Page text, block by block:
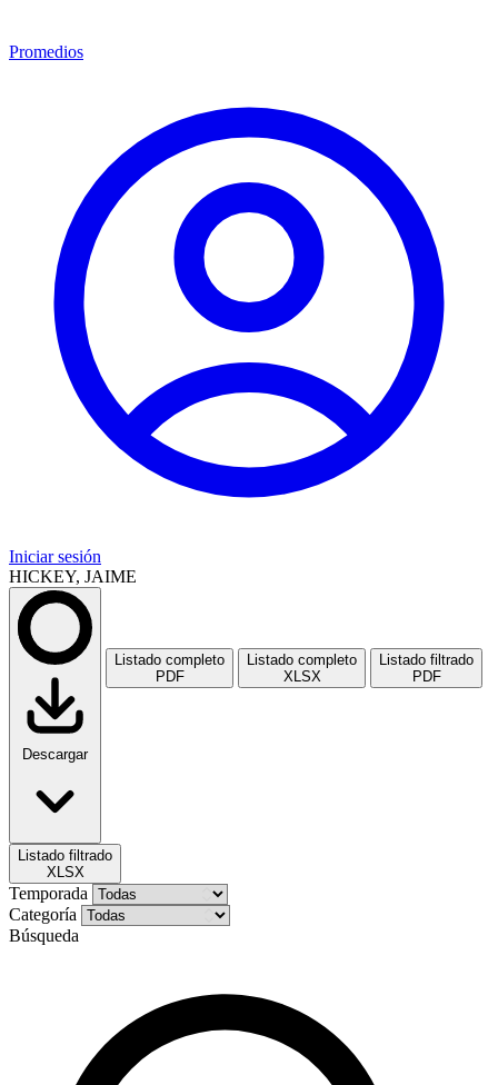
Promedios
Iniciar sesión
HICKEY, JAIME
Descargar
Listado completo
PDF
Listado completo
XLSX
Listado filtrado
PDF
Listado filtrado
XLSX
Temporada
Categoría
Búsqueda